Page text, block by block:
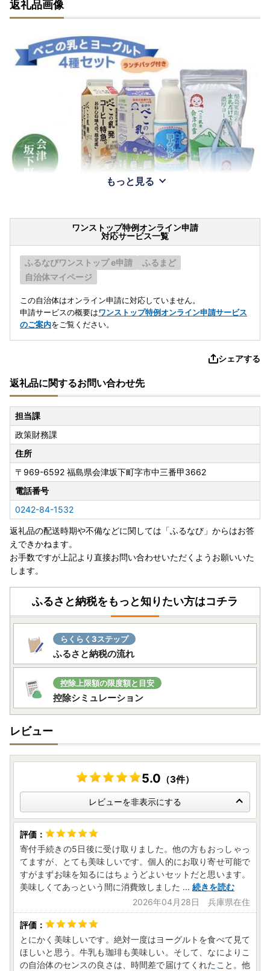
返礼品画像
もっと見る
ワンストップ特例オンライン申請
対応サービス一覧
ふるなびワンストップ e申請
ふるまど
自治体マイページ
この自治体はオンライン申請に対応していません。
申請サービスの概要はワンストップ特例オンライン申請サービス
のご案内をご覧ください。
シェアする
返礼品に関するお問い合わせ先
担当課
政策財務課
住所
〒969-6592 福島県会津坂下町字市中三番甲3662
電話番号
0242-84-1532
返礼品の配送時期や不備などに関しては「ふるなび」からはお答
えできかねます。
お手数ですが上記より直接お問い合わせいただくようお願いいた
します。
ふるさと納税をもっと知りたい方はコチラ
らくらく3ステップ
ふるさと納税の流れ
控除上限額の限度額と目安
控除シミュレーション
レビュー
5.0 （3件）
レビューを非表示にする
寄付手続きの5日後に受け取りました。他の方もおっしゃっ
てますが、とても美味しいです。個人的にお取り寄せ可能で
すがまずお味を知るにはちょうどよいセットだと思います。
美味しくてあっという間に消費致しました ... 続きを読む
2026年04月28日 兵庫県在住
とにかく美味しいです。絶対一度はヨーグルトを食べて見て
ほしいと思う。牛乳も珈琲も美味しい。そして、なによりこ
の自治体のセンスの良さは、時間差で届けてくれたこと。他